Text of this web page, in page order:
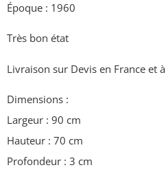
Époque : 1960
Très bon état
Livraison sur Devis en France et
Dimensions :
Largeur : 90 cm
Hauteur : 70 cm
Profondeur : 3 cm